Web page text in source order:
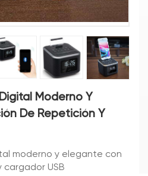
Moderno Y
De Repetición Y
moderno y elegante con
USB